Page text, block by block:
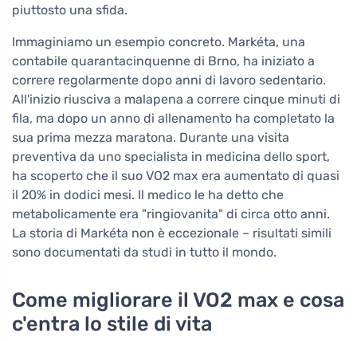
piuttosto una sfida.
Immaginiamo un esempio concreto. Markéta, una
contabile quarantacinquenne di Brno, ha iniziato a
correre regolarmente dopo anni di lavoro sedentario.
All'inizio riusciva a malapena a correre cinque minuti di
fila, ma dopo un anno di allenamento ha completato la
sua prima mezza maratona. Durante una visita
preventiva da uno specialista in medicina dello sport,
ha scoperto che il suo VO2 max era aumentato di quasi
il 20% in dodici mesi. Il medico le ha detto che
metabolicamente era "ringiovanita" di circa otto anni.
La storia di Markéta non è eccezionale – risultati simili
sono documentati da studi in tutto il mondo.
Come migliorare il VO2 max e cosa
c'entra lo stile di vita